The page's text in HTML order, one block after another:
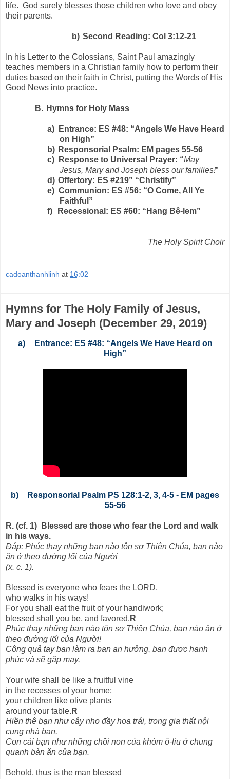
life. God surely blesses those children who love and obey
their parents.
b) Second Reading: Col 3:12-21
In his Letter to the Colossians, Saint Paul amazingly
teaches members in a Christian family how to perform their
duties based on their faith in Christ, putting the Words of His
Good News into practice.
B. Hymns for Holy Mass
a)
Entrance: ES #48: “Angels We Have Heard
on High”
b) Responsorial Psalm: EM pages 55-56
c)
Response to Universal Prayer: “May
Jesus, Mary and Joseph bless our families!”
d) Offertory: ES #219” “Christify”
e) Communion: ES #56: “O Come, All Ye
Faithful”
f)
Recessional: ES #60: “Hang Bê-lem”
The Holy Spirit Choir
cadoanthanhlinh at 16:02
Hymns for The Holy Family of Jesus,
Mary and Joseph (December 29, 2019)
a)
Entrance: ES #48: “Angels We Have Heard on
High”
b) Responsorial Psalm PS 128:1-2, 3, 4-5 - EM pages
55-56
R. (cf. 1) Blessed are those who fear the Lord and walk
in his ways.
Đáp: Phúc thay những bạn nào tôn sợ Thiên Chúa, bạn nào
ăn ở theo đường lối của Người
(x. c. 1).
Blessed is everyone who fears the LORD,
who walks in his ways!
For you shall eat the fruit of your handiwork;
blessed shall you be, and favored. R
Phúc thay những bạn nào tôn sợ Thiên Chúa, bạn nào ăn ở
theo đường lối của Người!
Công quả tay bạn làm ra bạn an hưởng, bạn được hạnh
phúc và sẽ gặp may.
Your wife shall be like a fruitful vine
in the recesses of your home;
your children like olive plants
around your table. R
Hiền thê bạn như cây nho đầy hoa trái, trong gia thất nội
cung nhà bạn.
Con cái bạn như những chồi non của khóm ô-liu ở chung
quanh bàn ăn của bạn.
Behold, thus is the man blessed